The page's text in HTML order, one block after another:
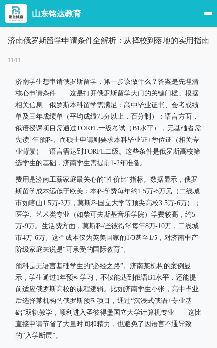
山东铭达教育
济南俄罗斯留学申请条件全解析：从择校到落地的实用指南
11/11
济南学生想申请俄罗斯留学，第一步该做什么？答案是先理清
核心申请条件——这是打开俄罗斯留学大门的关键门槛。根据
相关信息，俄罗斯本科留学需满足：高中毕业证书、会考成绩
单及三年成绩单（平均成绩75分以上，百分制）；语言方面，
俄语授课项目需通过TORFL一级考试（B1水平），无基础者需
先读1年预科。而硕士申请则要求本科毕业证+学位证（相关专
业背景），语言需达到TORFL二级。这些条件是俄罗斯高校筛
选学生的基础，济南学生需提前1-2年准备。
费用是济南工薪家庭最关心的“性价比”指标。数据显示，俄罗
斯留学成本远低于欧美：本科学费每年约1.5万-6万元（二线城
市如喀山1.5万-3万，莫斯科国立大学等顶尖高校3.5万-6万）；
医学、艺术类专业（如柴可夫斯基音乐学院）学费较高，约5
万-9万。生活费方面，莫斯科/圣彼得堡每年8万-10万，二线城
市4万-6万。这个成本仅为英美国家的1/3甚至1/5，对济南中产
阶级家庭来说是“可承受的国际教育”。
预科是无语言基础学生的“必经之路”。济南某机构的案例显
示，学生通过1年预科学习，不仅能达到俄语B1水平，还能提
前适应俄罗斯高校的课程逻辑。比如济南学生小张，高中毕业
后选择某机构的俄罗斯预科项目，通过“沉浸式俄语+专业基
础”双轨教学，顺利进入圣彼得堡国立大学计算机专业——这比
直接申请节省了大量时间和精力，也避免了因语言不通导致
的“入学断层”。